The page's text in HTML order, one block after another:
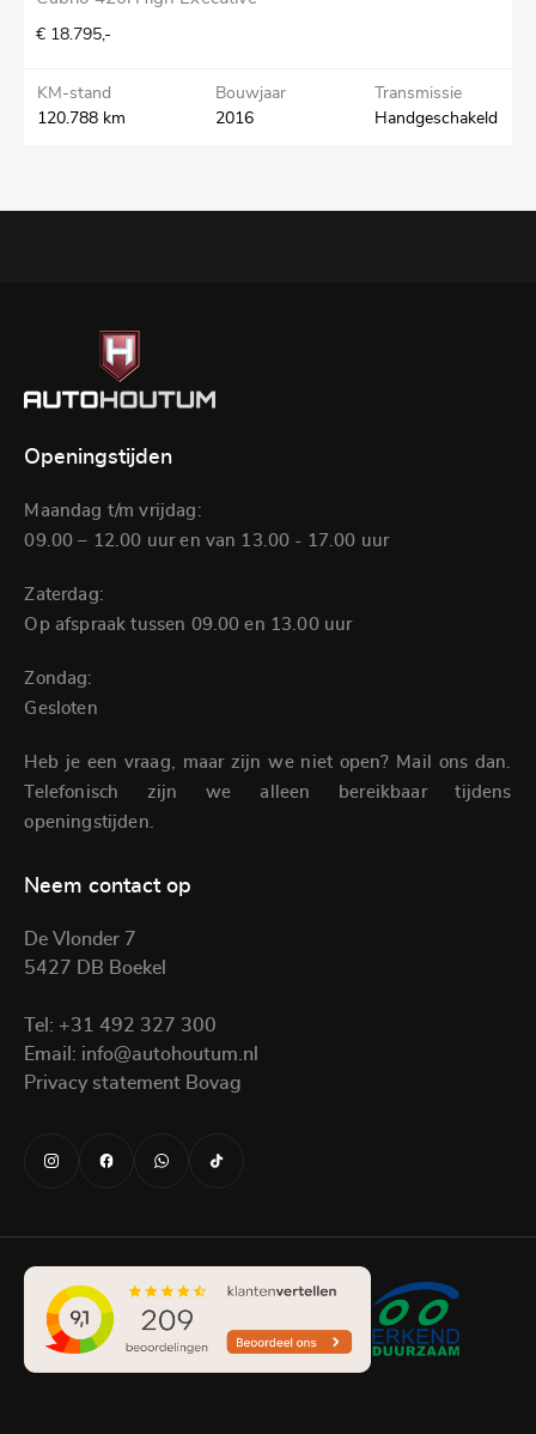
€ 18.795,-
KM-stand
120.788 km
Bouwjaar
2016
Transmissie
Handgeschakeld
Openingstijden
Maandag t/m vrijdag:
09.00 – 12.00 uur en van 13.00 - 17.00 uur
Zaterdag:
Op afspraak tussen 09.00 en 13.00 uur
Zondag:
Gesloten
Heb je een vraag, maar zijn we niet open? Mail ons dan.
Telefonisch zijn we alleen bereikbaar tijdens
openingstijden.
Neem contact op
De Vlonder 7
5427 DB Boekel
Tel: +31 492 327 300
Email: info@autohoutum.nl
Privacy statement Bovag